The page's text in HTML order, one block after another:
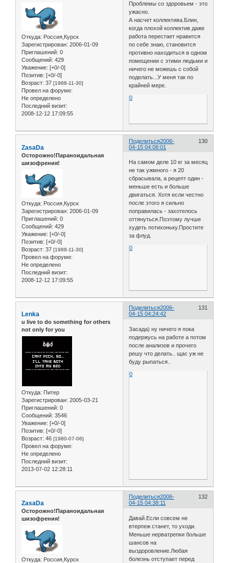
Откуда: Россия,Курск
Зарегистрирован: 2006-01-09
Приглашений: 0
Сообщений: 429
Уважение: [+0/-0]
Позитив: [+0/-0]
Возраст: 37 [1988-11-30]
Провел на форуме:
Не определено
Последний визит:
2008-12-12 17:09:55
Проблемы со здоровьем - это
ужасно.
А насчет коллектива.Блин,
когда плохой коллектив даже
работа перестает нравится
по себе знаю, становится
противно находиться в одном
помещении с этими людьми и
ничего не можешь с собой
поделать...У меня так по
крайней мере.
0
Поделиться 130
2006-
04-15 04:08:01
ZasaDa
Осторожно!Параноидальная
шизофрения!
Откуда: Россия,Курск
Зарегистрирован: 2006-01-09
Приглашений: 0
Сообщений: 429
Уважение: [+0/-0]
Позитив: [+0/-0]
Возраст: 37 [1988-11-30]
Провел на форуме:
Не определено
Последний визит:
2008-12-12 17:09:55
На самом деле 10 кг за месяц
не так ужмного - я 20
сбрасывала, а рецепт один -
меньше есть и больше
двигаться. Хотя если честно
после этого я сильно
поправилась - захотелось
оттянуться.Поэтому лучше
худеть потихоньку.Простите
за флуд.
0
Поделиться 131
2006-
04-15 04:24:42
Lenka
u live to do something for others
not only for you
Откуда: Питер
Зарегистрирован: 2005-03-21
Приглашений: 0
Сообщений: 3546
Уважение: [+0/-0]
Позитив: [+0/-0]
Возраст: 46 [1980-07-06]
Провел на форуме:
Не определено
Последний визит:
2013-07-02 12:28:11
Засада) ну ничего я пока
подержусь на работе а потом
после анализов и прочего
решу что делать.. щас уж не
буду рыпаться..
0
Поделиться 132
2006-
04-15 04:38:11
ZasaDa
Осторожно!Параноидальная
шизофрения!
Откуда: Россия,Курск
Давай.Если совсем не
втерпеж станет, то уходи.
Меньше нерватрепки больше
шансов на
выздоровление.Любая
болезнь отступает перед